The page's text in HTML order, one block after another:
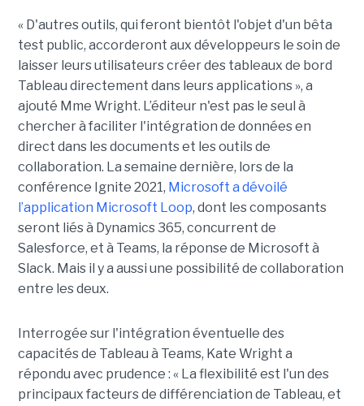
« D'autres outils, qui feront bientôt l'objet d'un bêta
test public, accorderont aux développeurs le soin de
laisser leurs utilisateurs créer des tableaux de bord
Tableau directement dans leurs applications », a
ajouté Mme Wright. L’éditeur n'est pas le seul à
chercher à faciliter l'intégration de données en
direct dans les documents et les outils de
collaboration. La semaine dernière, lors de la
conférence Ignite 2021, Microsoft a dévoilé
l’application Microsoft Loop, dont les composants
seront liés à Dynamics 365, concurrent de
Salesforce, et à Teams, la réponse de Microsoft à
Slack. Mais il y a aussi une possibilité de collaboration
entre les deux.
Interrogée sur l'intégration éventuelle des
capacités de Tableau à Teams, Kate Wright a
répondu avec prudence : « La flexibilité est l'un des
principaux facteurs de différenciation de Tableau, et